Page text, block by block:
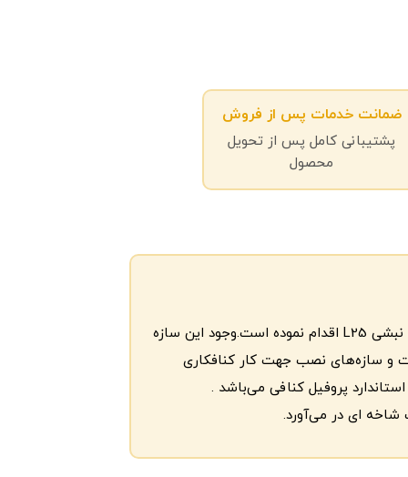
ضمانت خدمات پس از فروش
پشتیبانی کامل پس از تحویل
محصول
شرکت گیتی پسند که سالهاست با تولید پانل گچی باتیس بسیار نام آشنا ست.‌ اکنون با تولید سازه و پروفیل ازجمله با تولید سازه ال 25، نبشی L25 اقدام نموده است.وجود این سازه
زیرسازی تهیه شود. در اصل، می‌توان گفت ال 25 یکی از مهم‌ترین قطعات و سازه‌های نصب جهت کار کنافکاری
شاخه ای در می‌آورد.